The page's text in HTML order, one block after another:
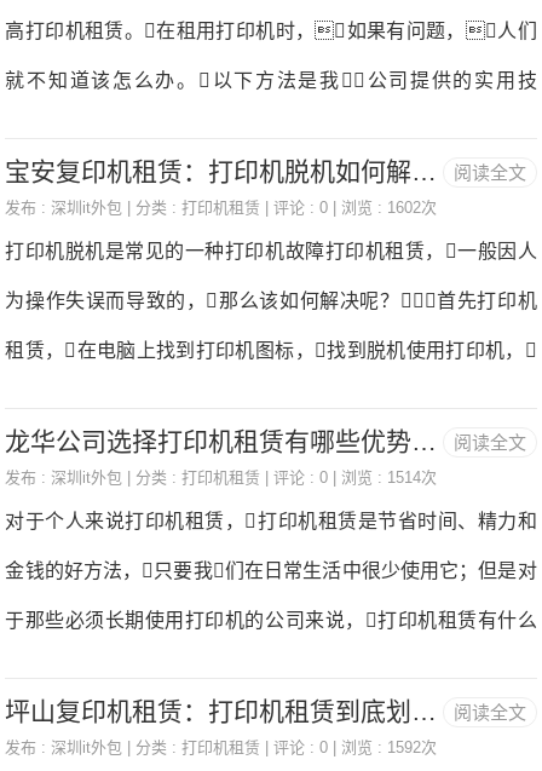
上，对于办公设备的预算
户以错误报告的形式进行维修。您也可以根据一些故障表明
来确定问题的哪一部分。例如，打印机可能会提醒盖子没
有盖好，但事实上，我们已经盖好了盖子打印机租
赁。有些打印机会提醒打印
高打印机租赁。在租用打印机时，如果有问题，人们
就不知道该怎么办。以下方法是我公司提供的实用技
机的应用中非常常见打印机租赁。一般来说，这种情况与
备。如果不成功，可以用吸水性强的软纸擦洗靠近打印头
的区域；如果上述方法仍然无法解决，则只能重新安装打
印机的驱动程序。2.印刷不完整如果遇到这样的问题，可
以肯定的说是软件故障造
阅读全文
宝安复印机租赁：打印机脱机如何解决？-国中办公
发布 : 深圳it外包 | 分类 :打印机租赁 | 评论 : 0 | 浏览 : 1602次
打印机脱机是常见的一种打印机故障打印机租赁，一般因人
为操作失误而导致的，那么该如何解决呢？首先打印机
租赁，在电脑上找到打印机图标，找到脱机使用打印机，
就重启打印机或重启电脑；如果以上两步后还是不能打印打印
那么就只能重启打印机服务了打印机租赁。那么以上就
是打印机脱机的解决步骤，希望对大家有所帮助，如有需
阅读全文
龙华公司选择打印机租赁有哪些优势？-国中办公
发布 : 深圳it外包 | 分类 :打印机租赁 | 评论 : 0 | 浏览 : 1514次
对于个人来说打印机租赁，打印机租赁是节省时间、精力和
金钱的好方法，只要我们在日常生活中很少使用它；但是对
于那些必须长期使用打印机的公司来说，打印机租赁有什么
赁。对于一家公司来说，打印机是不够的，所以通常需要
阅读全文
坪山复印机租赁：打印机租赁到底划不划算？-国中办公
发布 : 深圳it外包 | 分类 :打印机租赁 | 评论 : 0 | 浏览 : 1592次